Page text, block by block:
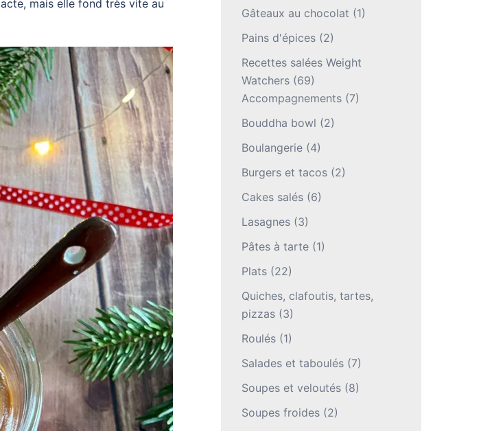
mais elle fond très vite au
Gâteaux au chocolat (1)
Pains d'épices(2)
Recettes salées Weight
Watchers(69)
Accompagnements(7)
Bouddha bowl (2)
Boulangerie(4)
Burgers et tacos(2)
Cakes salés(6)
Lasagnes(3)
Pâtes à tarte(1)
Plats(22)
Quiches, clafoutis, tartes,
pizzas(3)
Roulés(1)
Salades et taboulés(7)
Soupes et veloutés(8)
Soupes froides(2)